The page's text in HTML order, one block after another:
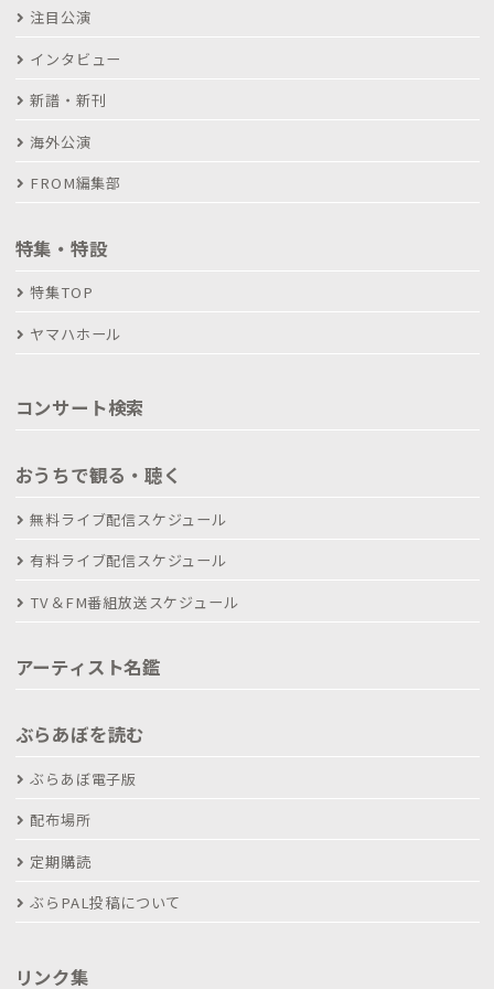
注目公演
インタビュー
新譜・新刊
海外公演
FROM編集部
特集・特設
特集TOP
ヤマハホール
コンサート検索
おうちで観る・聴く
無料ライブ配信スケジュール
有料ライブ配信スケジュール
TV＆FM番組放送スケジュール
アーティスト名鑑
ぶらあぼを読む
ぶらあぼ電子版
配布場所
定期購読
ぶらPAL投稿について
リンク集